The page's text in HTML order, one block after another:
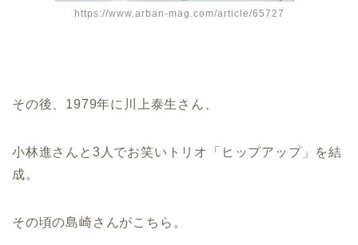
https://www.arban-mag.com/article/65727
その後、1979年に川上泰生さん、
小林進さんと3人でお笑いトリオ「ヒップアップ」を結
成。
その頃の島崎さんがこちら。